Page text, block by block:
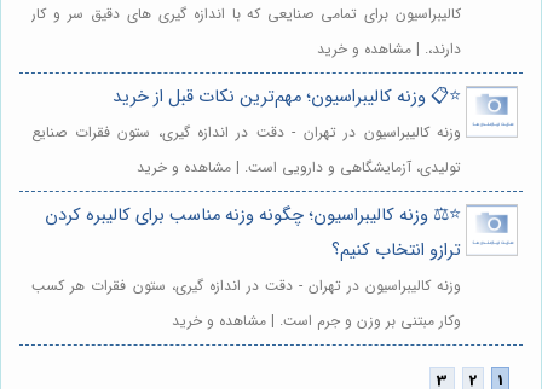
کالیبراسیون برای تمامی صنایعی که با اندازه گیری های دقیق سر و کار
دارند،. | مشاهده و خرید
⭐️📋 وزنه کالیبراسیون؛ مهم‌ترین نکات قبل از خرید
وزنه کالیبراسیون در تهران - دقت در اندازه گیری، ستون فقرات صنایع
تولیدی، آزمایشگاهی و دارویی است. | مشاهده و خرید
⭐️⚖️ وزنه کالیبراسیون؛ چگونه وزنه مناسب برای کالیبره کردن
ترازو انتخاب کنیم؟
وزنه کالیبراسیون در تهران - دقت در اندازه گیری، ستون فقرات هر کسب
وکار مبتنی بر وزن و جرم است. | مشاهده و خرید